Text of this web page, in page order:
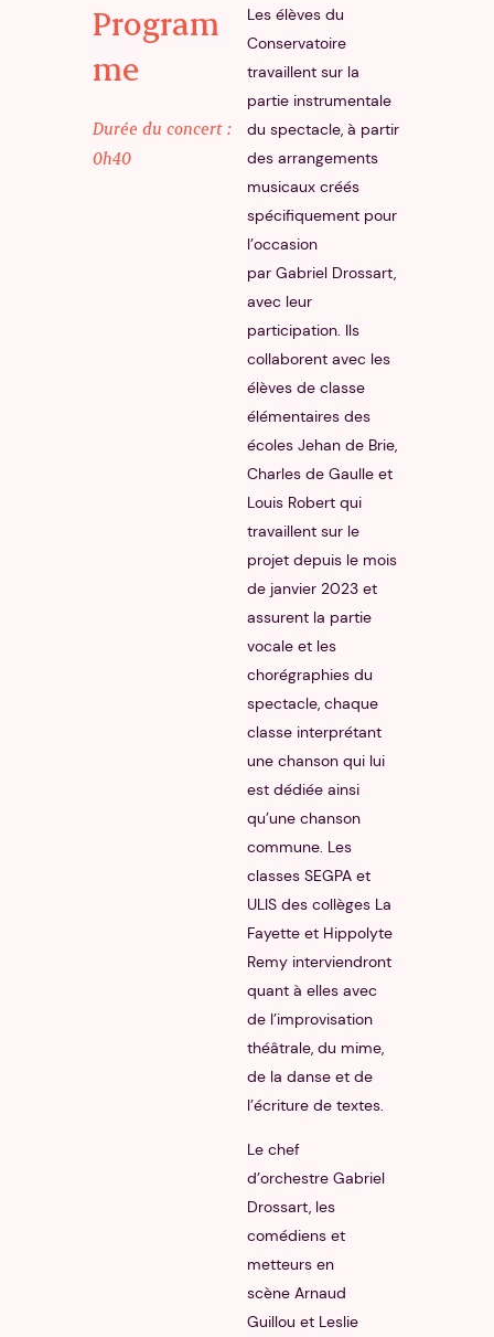
Program
me
Durée du concert :
0h40
Les élèves du
Conservatoire
travaillent sur la
partie instrumentale
du spectacle, à partir
des arrangements
musicaux créés
spécifiquement pour
l’occasion
par Gabriel Drossart,
avec leur
participation. Ils
collaborent avec les
élèves de classe
élémentaires des
écoles Jehan de Brie,
Charles de Gaulle et
Louis Robert qui
travaillent sur le
projet depuis le mois
de janvier 2023 et
assurent la partie
vocale et les
chorégraphies du
spectacle, chaque
classe interprétant
une chanson qui lui
est dédiée ainsi
qu’une chanson
commune. Les
classes SEGPA et
ULIS des collèges La
Fayette et Hippolyte
Remy interviendront
quant à elles avec
de l’improvisation
théâtrale, du mime,
de la danse et de
l’écriture de textes.
Le chef
d’orchestre Gabriel
Drossart, les
comédiens et
metteurs en
scène Arnaud
Guillou et Leslie